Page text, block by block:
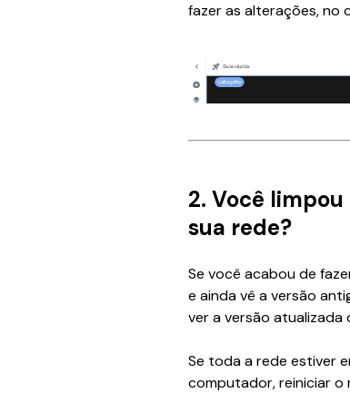
fazer as alterações, no
2. Você
sua rede?
Se você acabou de
e ainda vê a versão
ver a versão atualizada
Se toda a rede estiver
computador, reiniciar